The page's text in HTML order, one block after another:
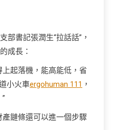
部書記張潤生“拉話話”，
成長：
起落機，能高能低，省
小火車ergohuman 111 ，
產鏈條還可以進一個步驟